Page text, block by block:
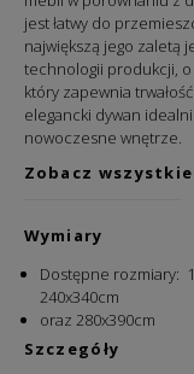
jest łatwy do
największą jego zaletą
technologii produkcji, o
który zapewnia
elegancki dywan
nowoczesne wnętrze.
Zobacz
Wymiary
Dostępne rozmiary:
240x340cm
oraz 280x390cm
Szczegóły